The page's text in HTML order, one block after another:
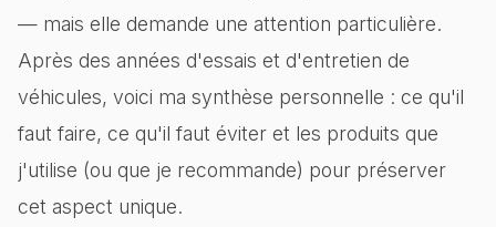
— mais elle demande une attention particulière.
Après des années d'essais et d'entretien de
véhicules, voici ma synthèse personnelle : ce qu'il
faut faire, ce qu'il faut éviter et les produits que
j'utilise (ou que je recommande) pour préserver
cet aspect unique.